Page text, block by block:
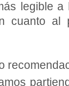
legible a
cuanto al